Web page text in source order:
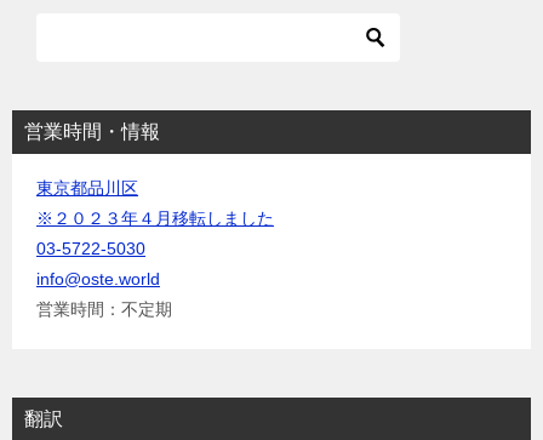
営業時間・情報
東京都品川区
※２０２３年４月移転しました
03-5722-5030
info@oste.world
営業時間：不定期
翻訳